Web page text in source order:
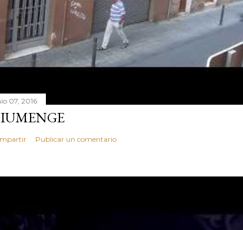
07, 2016
Publicar un comentario